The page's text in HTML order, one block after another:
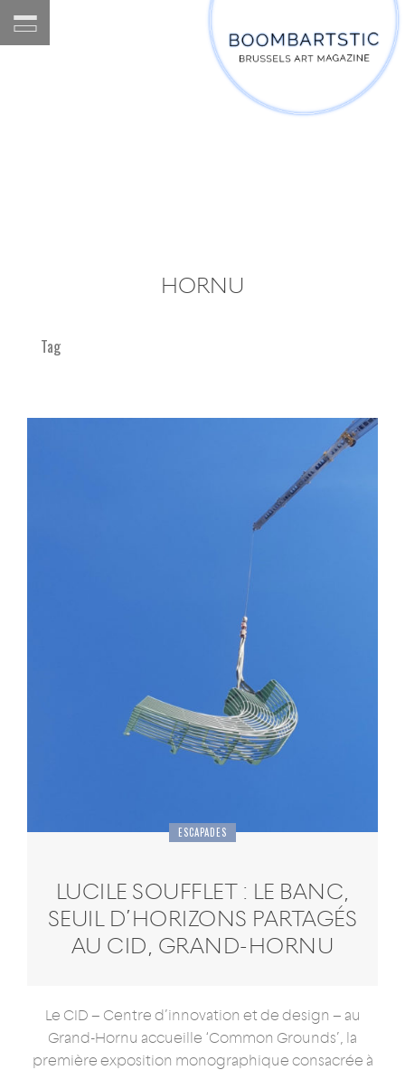
HORNU
Tag
ESCAPADES
LUCILE SOUFFLET : LE BANC,
SEUIL D’HORIZONS PARTAGÉS
AU CID, GRAND-HORNU
Le CID – Centre d’innovation et de design – au
Grand-Hornu accueille ‘Common Grounds’, la
première exposition monographique consacrée à